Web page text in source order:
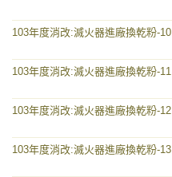
103年度消改:滅火器進廠換乾粉-10
103年度消改:滅火器進廠換乾粉-11
103年度消改:滅火器進廠換乾粉-12
103年度消改:滅火器進廠換乾粉-13